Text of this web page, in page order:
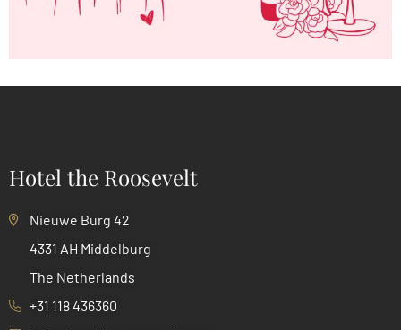
Hotel the Roosevelt
Nieuwe Burg 42
4331 AH Middelburg
The Netherlands
+31 118 436360